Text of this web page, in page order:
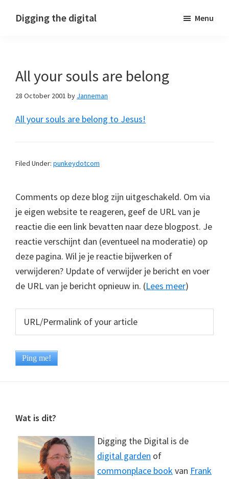
Digging the digital Menu
All your souls are belong
28 October 2001 by Janneman
All your souls are belong to Jesus!
Filed Under: punkeydotcom
Comments op deze blog zijn uitgeschakeld. Om via
je eigen website te reageren, geef de URL van je
reactie die een link bevatten naar deze blogpost. Je
reactie verschijnt dan (eventueel na moderatie) op
deze pagina. Wil je je reactie bijwerken of
verwijderen? Update of verwijder je bericht en voer
de URL van je bericht opnieuw in. (Lees meer)
Footer
Wat is dit?
Digging the Digital is de
digital garden of
commonplace bookvan Frank